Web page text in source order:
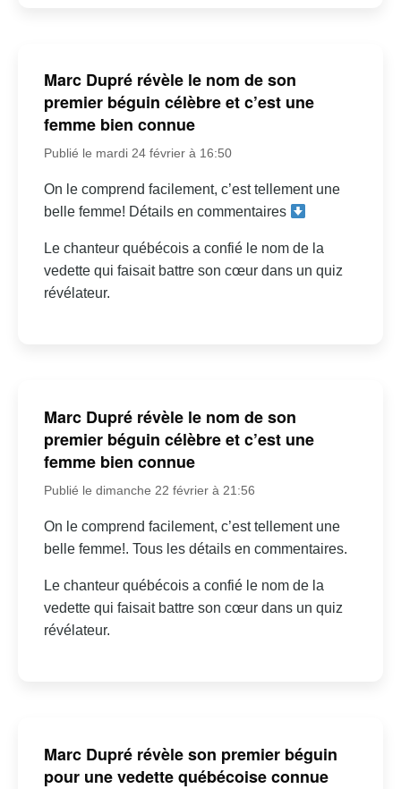
Marc Dupré révèle le nom de son
premier béguin célèbre et c’est une
femme bien connue
Publié le mardi 24 février à 16:50
On le comprend facilement, c’est tellement une
belle femme! Détails en commentaires
Le chanteur québécois a confié le nom de la
vedette qui faisait battre son cœur dans un quiz
révélateur.
Marc Dupré révèle le nom de son
premier béguin célèbre et c’est une
femme bien connue
Publié le dimanche 22 février à 21:56
On le comprend facilement, c’est tellement une
belle femme!. Tous les détails en commentaires.
Le chanteur québécois a confié le nom de la
vedette qui faisait battre son cœur dans un quiz
révélateur.
Marc Dupré révèle son premier béguin
pour une vedette québécoise connue